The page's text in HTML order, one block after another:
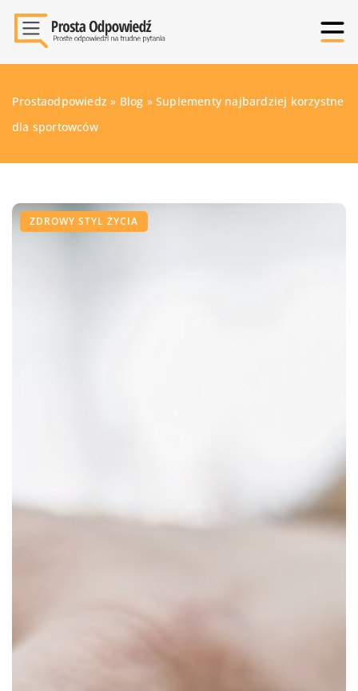
Prostaodpowiedz » Blog »Suplementy najbardziej korzystne
dla sportowców
ZDROWY STYL ŻYCIA